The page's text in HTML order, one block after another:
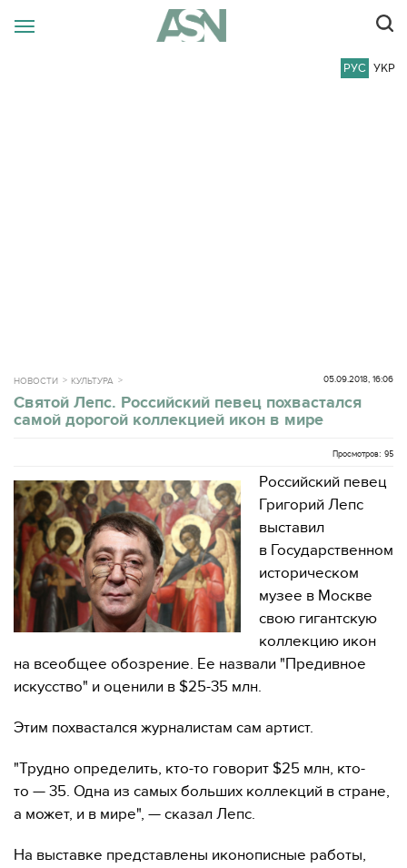
РУС УКР
НОВОСТИ КУЛЬТУРА 05.09.2018, 16:06
Святой Лепс. Российский певец похвастался
самой дорогой коллекцией икон в мире
Просмотров: 95
Российский певец
Григорий Лепс
выставил
в Государственном
историческом
музее в Москве
свою гигантскую
коллекцию икон
на всеобщее обозрение. Ее назвали "Предивное
искусство" и оценили в $25-35 млн.
Этим похвастался журналистам сам артист.
"Трудно определить, кто-то говорит $25 млн, кто-
то — 35. Одна из самых больших коллекций в стране,
а может, и в мире", — сказал Лепс.
На выставке представлены иконописные работы,